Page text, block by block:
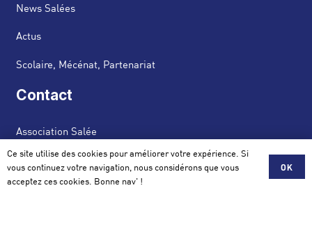
News Salées
Actus
Scolaire, Mécénat, Partenariat
Contact
Association Salée
42 avenue de la Perrière 56100 Lorient
contact@assosalee.com
Ce site utilise des cookies pour améliorer votre expérience. Si
vous continuez votre navigation, nous considérons que vous
acceptez ces cookies. Bonne nav' !
OK